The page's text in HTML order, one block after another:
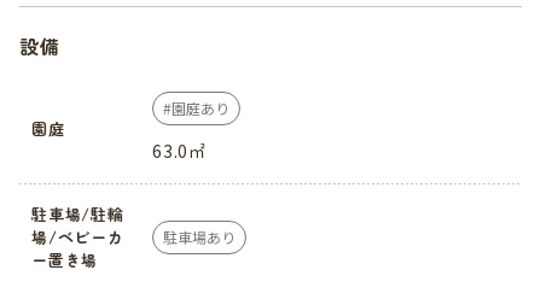
設備
園庭
園庭あり
63.0㎡
駐車場/駐輪
場/ベビーカ
ー置き場
駐車場あり